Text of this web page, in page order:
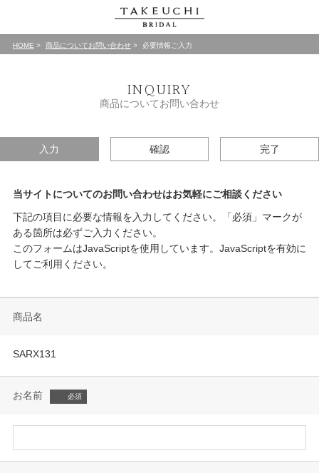
HOME 商品についてお問い合わせ 必要情報ご入力
INQUIRY
商品についてお問い合わせ
入力 確認 完了
当サイトについてのお問い合わせはお気軽にご相談ください
下記の項目に必要な情報を入力してください。「必須」マークが
ある箇所は必ずご入力ください。
このフォームはJavaScriptを使用しています。JavaScriptを有効に
してご利用ください。
商品名
SARX131
お名前